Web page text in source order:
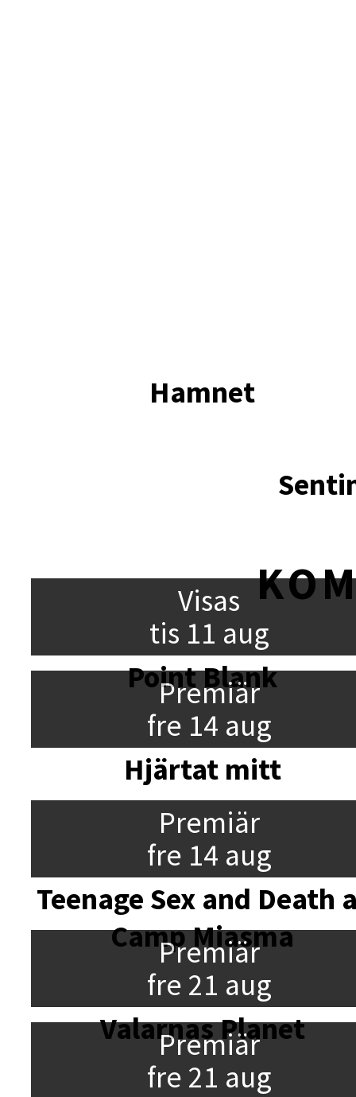
Hamnet
Visas
tis 11 aug
Point Blank
Premiär
fre 14 aug
Hjärtat mitt
Premiär
fre 14 aug
Teenage Sex and Death
Camp Miasma
Premiär
fre 21 aug
Valarnas Planet
Premiär
fre 21 aug